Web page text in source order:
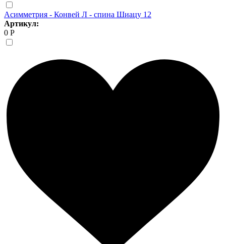
Асимметрия - Конвей Л - спина Шиацу 12
Артикул:
0 Р